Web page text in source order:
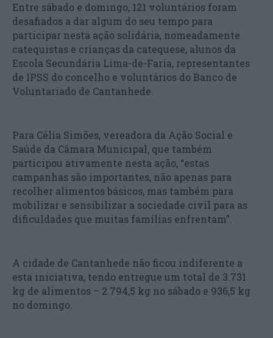
Entre sábado e domingo, 121 voluntários foram
desafiados a dar algum do seu tempo para
participar nesta ação solidária, nomeadamente
catequistas e crianças da catequese, alunos da
Escola Secundária Lima-de-Faria, representantes
de IPSS do concelho e voluntários do Banco de
Voluntariado de Cantanhede.
Para Célia Simões, vereadora da Ação Social e
Saúde da Câmara Municipal, que também
participou ativamente nesta ação, “estas
campanhas são importantes, não apenas para
recolher alimentos básicos, mas também para
mobilizar e sensibilizar a sociedade civil para as
dificuldades que muitas famílias enfrentam”.
A cidade de Cantanhede não ficou indiferente a
esta iniciativa, tendo entregue um total de 3.731
kg de alimentos – 2.794,5 kg no sábado e 936,5 kg
no domingo.